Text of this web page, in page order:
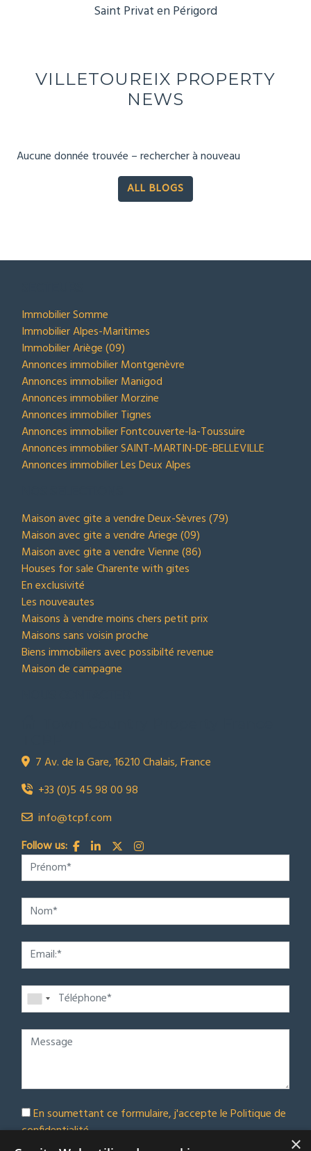
Saint Privat en Périgord
VILLETOUREIX PROPERTY
NEWS
Aucune donnée trouvée – rechercher à nouveau
ALL BLOGS
Immobilier Somme
Immobilier Alpes-Maritimes
Immobilier Ariège (09)
Annonces immobilier Montgenèvre
Annonces immobilier Manigod
Annonces immobilier Morzine
Annonces immobilier Tignes
Annonces immobilier Fontcouverte-la-Toussuire
Annonces immobilier SAINT-MARTIN-DE-BELLEVILLE
Annonces immobilier Les Deux Alpes
Maison avec gite a vendre Deux-Sèvres (79)
Maison avec gite a vendre Ariege (09)
Maison avec gite a vendre Vienne (86)
Houses for sale Charente with gites
En exclusivité
Les nouveautes
Maisons à vendre moins chers petit prix
Maisons sans voisin proche
Biens immobiliers avec possibilté revenue
Maison de campagne
7 Av. de la Gare, 16210 Chalais, France
+33 (0)5 45 98 00 98
info@tcpf.com
Follow us:
En soumettant ce formulaire, j'accepte lePolitique de
confidentialité
×